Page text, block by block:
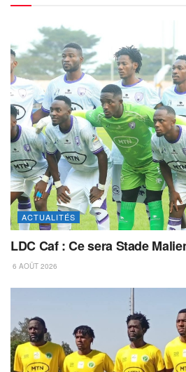
ACTUALITÉS
LDC Caf : Ce sera Stade
6 AOÛT 2026